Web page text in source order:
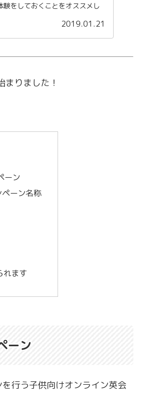
をしておくことをオススメし
2019.01.21
りました！
ーン
ーン名称
れます
ーン
行う子供向けオンライン英会